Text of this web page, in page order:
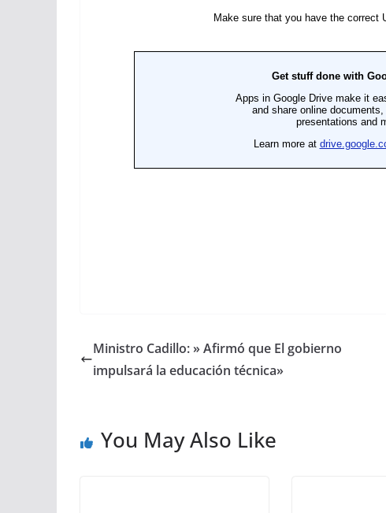
Ministro Cadillo: » Afirmó que El gobierno
impulsará la educación técnica»
You May Also Like